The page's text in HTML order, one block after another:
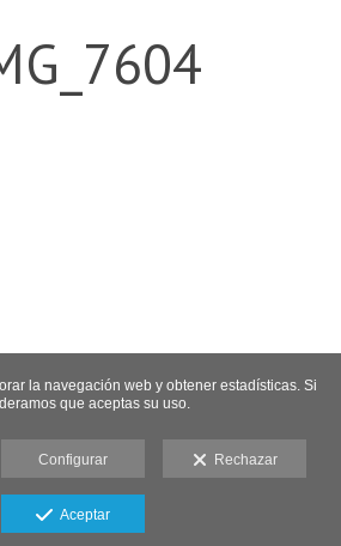
la navegación web y obtener estadísticas. Si
que aceptas su uso.
Configurar Rechazar
Aceptar